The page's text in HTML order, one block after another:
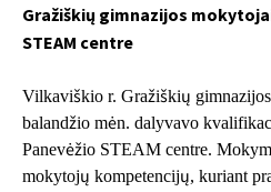
Gražiškių gimnazijos
STEAM centre
Vilkaviškio r. Gražiškių
balandžio mėn. dalyvavo
Panevėžio STEAM centre.
mokytojų kompetencijų, kuriant